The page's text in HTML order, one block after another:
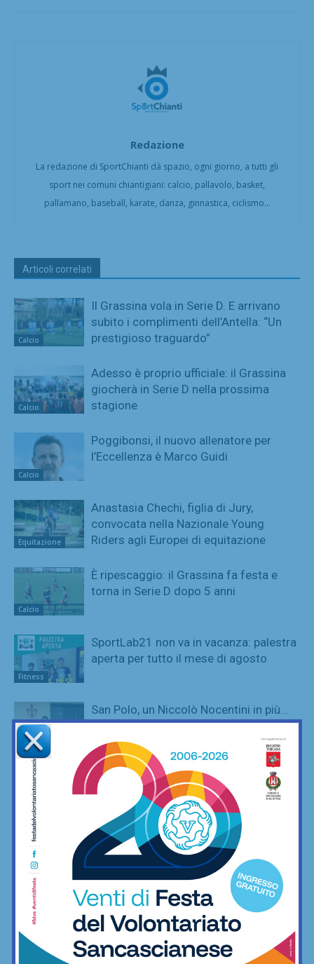
Redazione
La redazione di SportChianti dà spazio, ogni giorno, a tutti gli
sport nei comuni chiantigiani: calcio, pallavolo, basket,
pallamano, baseball, karate, danza, ginnastica, ciclismo...
Articoli correlati
Calcio
Il Grassina vola in Serie D. E arrivano
subito i complimenti dell’Antella: “Un
prestigioso traguardo”
Calcio
Adesso è proprio ufficiale: il Grassina
giocherà in Serie D nella prossima
stagione
Calcio
Poggibonsi, il nuovo allenatore per
l’Eccellenza è Marco Guidi
Equitazione
Anastasia Chechi, figlia di Jury,
convocata nella Nazionale Young
Riders agli Europei di equitazione
Calcio
È ripescaggio: il Grassina fa festa e
torna in Serie D dopo 5 anni
Fitness
SportLab21 non va in vacanza: palestra
aperta per tutto il mese di agosto
Calcio
San Polo, un Niccolò Nocentini in più…
nel motore: altro nuovo acquisto
Calcio
Poggibonsi, prime mosse: Fusci
confermato direttore tecnico. In serata
presentazione del nuovo allenatore
Calcio
La Virtus Lilliano e il ripescaggio in
Seconda: “Una gioia immensa. Pronti
ad affrontare la nuova avventura”
Calcio
Grassina al lavoro per la stagione
2026/27, sospeso ancora tra due
categorie